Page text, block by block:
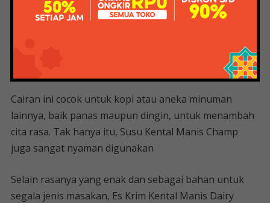
Yang menciptakan rasa yang enak, halus dan tekstur
jiran ini juga lebih berbusa dan wangi dibanding krim
Cairan ini cocok untuk kopi atau aneka minuman
lainnya, baik panas maupun dingin, untuk menambah
cita rasa. Tak hanya itu, Susu Kental Manis Champ
juga sangat nyaman digunakan
Selain rasanya yang enak dan sebagai bahan untuk
segala jenis masakan, Es Krim Kental Manis Dairy